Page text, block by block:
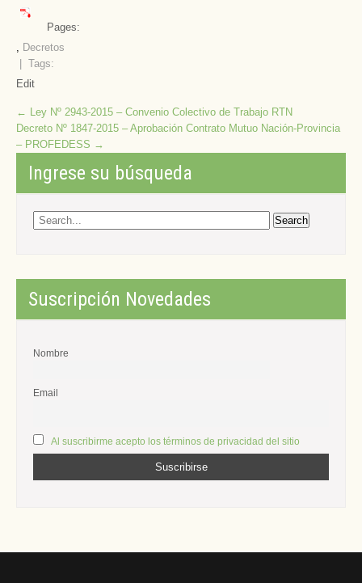
Pages:
, Decretos
| Tags:
Edit
Post
navigation
← Ley Nº 2943-2015 – Convenio Colectivo de Trabajo RTN
Decreto Nº 1847-2015 – Aprobación Contrato Mutuo Nación-Provincia
– PROFEDESS →
Ingrese su búsqueda
Suscripción Novedades
Nombre
Email
Al suscribirme acepto los términos de privacidad del sitio